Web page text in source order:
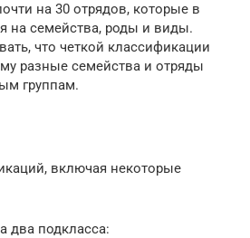
на 30 отрядов, которые в
на семейства, роды и виды.
что четкой классификации
разные семейства и отряды
группам.
включая некоторые
два подкласса: